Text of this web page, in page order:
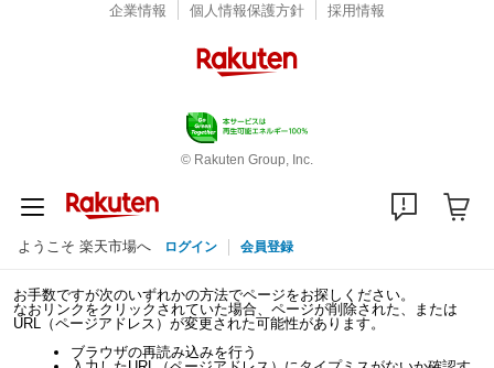
企業情報 個人情報保護方針 採用情報
© Rakuten Group, Inc.
ようこそ 楽天市場へ ログイン 会員登録
お手数ですが次のいずれかの方法でページをお探しください。
なおリンクをクリックされていた場合、ページが削除された、または
URL（ページアドレス）が変更された可能性があります。
ブラウザの再読み込みを行う